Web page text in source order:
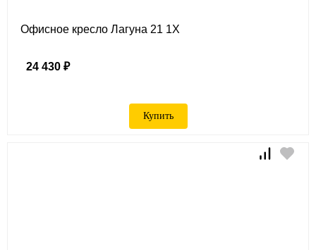
Офисное кресло Лагуна 21 1Х
24 430 ₽
Купить